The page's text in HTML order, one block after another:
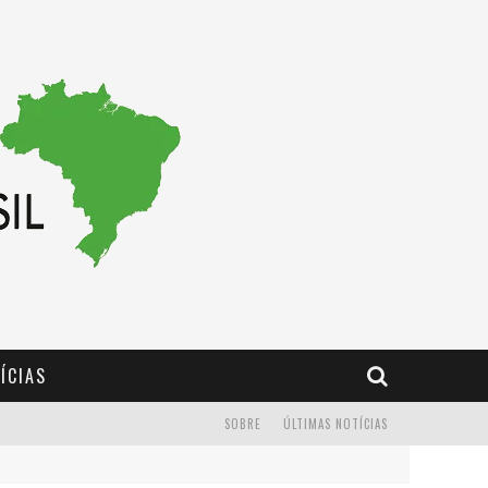
ÚLTIMAS NOTÍCIAS
SOBRE